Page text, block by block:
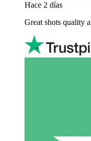
Hace 2 días
Great shots quality